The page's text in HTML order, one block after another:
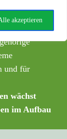
akzeptieren
die
und für
wächst
im Aufbau